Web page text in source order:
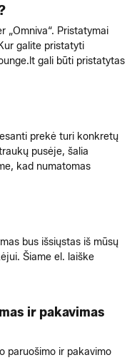
„Omniva“. Pristatymai
galite pristatyti
gali būti pristatytas
prekė turi konkretų
pusėje, šalia
kad numatomas
bus išsiųstas iš mūsų
Šiame el. laiške
ir pakavimas
paruošimo ir pakavimo